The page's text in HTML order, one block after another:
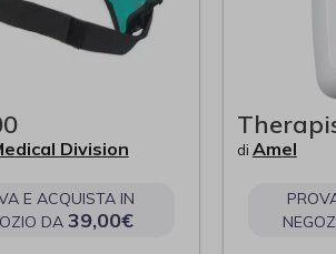
Division
E ACQUISTA IN
DA 39,00€
di Amel